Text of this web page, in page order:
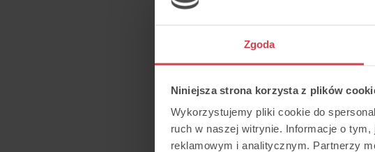
Zgoda
Niniejsza strona korzysta z plików
Wykorzystujemy pliki cookie do
ruch w naszej witrynie. Informacje o
reklamowym i analitycznym. Partnerzy
Umów się na
Zobacz, jak Thulium